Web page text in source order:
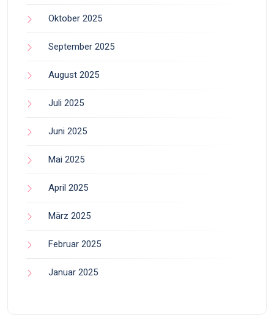
Oktober 2025
September 2025
August 2025
Juli 2025
Juni 2025
Mai 2025
April 2025
März 2025
Februar 2025
Januar 2025